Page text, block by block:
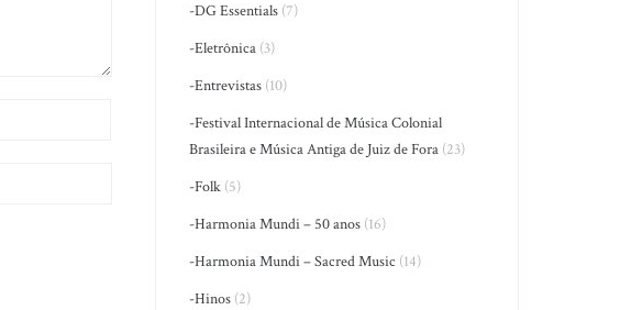
-DG Essentials (7)
-Eletrônica (3)
-Entrevistas (10)
-Festival Internacional de Música Colonial
Brasileira e Música Antiga de Juiz de Fora (23)
-Folk (5)
-Harmonia Mundi – 50 anos (16)
-Harmonia Mundi – Sacred Music (14)
-Hinos (2)